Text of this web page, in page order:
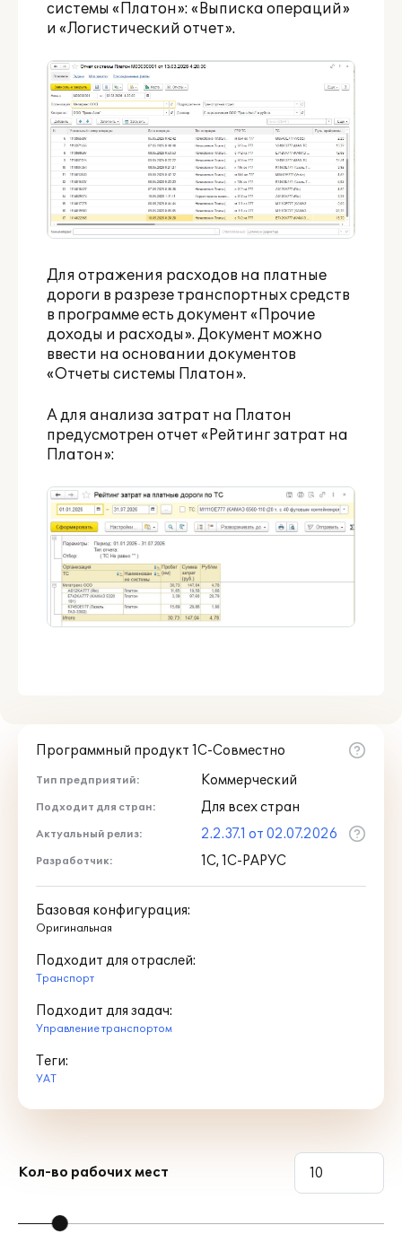
системы «Платон»: «Выписка операций»
и «Логистический отчет».
Для отражения расходов на платные
дороги в разрезе транспортных средств
в программе есть документ «Прочие
доходы и расходы». Документ можно
ввести на основании документов
«Отчеты системы Платон».
А для анализа затрат на Платон
предусмотрен отчет «Рейтинг затрат на
Платон»:
Программный продукт 1С-Совместно
Тип предприятий: Коммерческий
Подходит для стран: Для всех стран
Актуальный релиз: 2.2.37.1 от 02.07.2026
Разработчик: 1С, 1С-РАРУС
Базовая конфигурация:
Оригинальная
Подходит для отраслей:
Транспорт
Подходит для задач:
Управление транспортом
Теги:
УАТ
Кол-во рабочих мест